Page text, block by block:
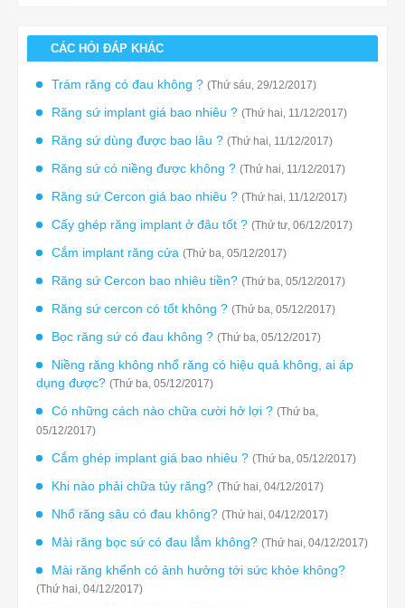
CÁC HỎI ĐÁP KHÁC
Trám răng có đau không ? (Thứ sáu, 29/12/2017)
Răng sứ implant giá bao nhiêu ? (Thứ hai, 11/12/2017)
Răng sứ dùng được bao lâu ? (Thứ hai, 11/12/2017)
Răng sứ có niềng được không ? (Thứ hai, 11/12/2017)
Răng sứ Cercon giá bao nhiêu ? (Thứ hai, 11/12/2017)
Cấy ghép răng implant ở đâu tốt ? (Thứ tư, 06/12/2017)
Cắm implant răng cửa (Thứ ba, 05/12/2017)
Răng sứ Cercon bao nhiêu tiền? (Thứ ba, 05/12/2017)
Răng sứ cercon có tốt không ? (Thứ ba, 05/12/2017)
Bọc răng sứ có đau không ? (Thứ ba, 05/12/2017)
Niềng răng không nhổ răng có hiệu quả không, ai áp
dụng được? (Thứ ba, 05/12/2017)
Có những cách nào chữa cười hở lợi ? (Thứ ba,
05/12/2017)
Cắm ghép implant giá bao nhiêu ? (Thứ ba, 05/12/2017)
Khi nào phải chữa tủy răng? (Thứ hai, 04/12/2017)
Nhổ răng sâu có đau không? (Thứ hai, 04/12/2017)
Mài răng bọc sứ có đau lắm không? (Thứ hai, 04/12/2017)
Mài răng khểnh có ảnh hưởng tới sức khỏe không?
(Thứ hai, 04/12/2017)